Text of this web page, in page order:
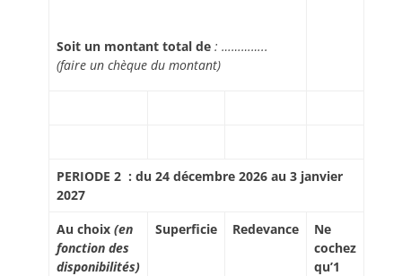
Soit un montant total de : …………..
(faire un chèque du montant)
PERIODE 2 : du 24 décembre 2026 au 3 janvier
2027
Au choix (en
fonction des
disponibilités)
Superficie Redevance
Ne
cochez
qu’1